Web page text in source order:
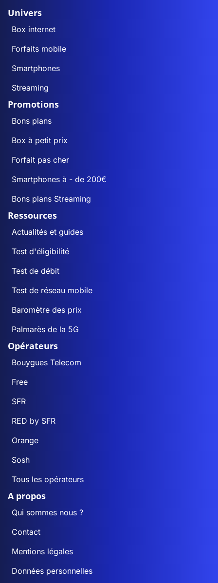
Univers
Box internet
Forfaits mobile
Smartphones
Streaming
Promotions
Bons plans
Box à petit prix
Forfait pas cher
Smartphones à - de 200€
Bons plans Streaming
Ressources
Actualités et guides
Test d'éligibilité
Test de débit
Test de réseau mobile
Baromètre des prix
Palmarès de la 5G
Opérateurs
Bouygues Telecom
Free
SFR
RED by SFR
Orange
Sosh
Tous les opérateurs
A propos
Qui sommes nous ?
Contact
Mentions légales
Données personnelles